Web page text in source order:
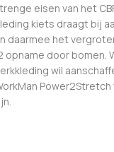
eisen van het
kiets draagt bij
daarmee het
door bomen.
wil
Power2Stretch